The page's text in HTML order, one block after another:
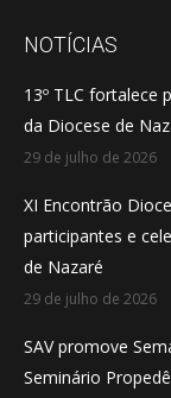
opens
new
window
opens
new
window
opens
new
window
NOTÍCIAS
13º TLC fortalece
da Diocese de
29 de julho de 2026
XI Encontrão
participantes e
de Nazaré
29 de julho de 2026
SAV promove
Seminário